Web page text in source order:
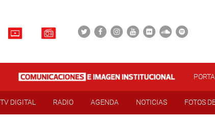
TV DIGITAL RADIO AGENDA NOTICIAS FOTOS